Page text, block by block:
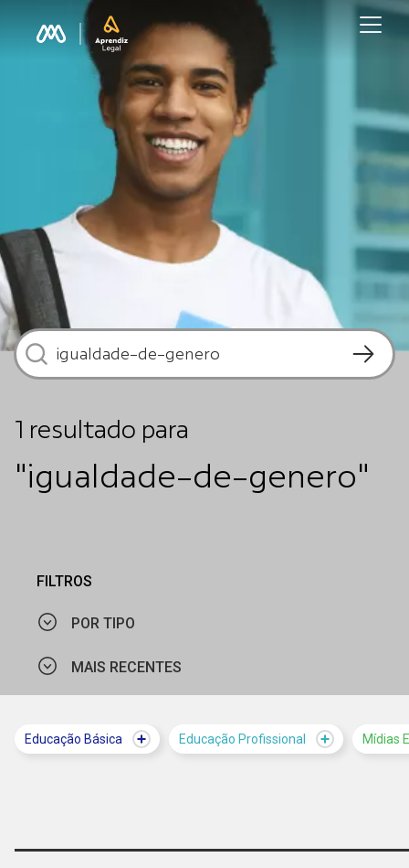
1 resultado para
"igualdade-de-genero"
FILTROS
POR TIPO
MAIS RECENTES
Educação Básica Educação Profissional Mídias